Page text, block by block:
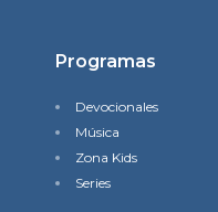
Programas
Devocionales
Música
Zona Kids
Series